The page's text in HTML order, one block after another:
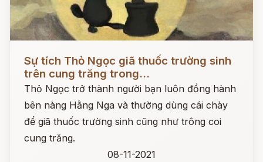
Sự tích Thỏ Ngọc giã thuốc trường sinh
trên cung trăng trong...
Thỏ Ngọc trở thành người bạn luôn đồng hành
bên nàng Hằng Nga và thường dùng cái chày
để giã thuốc trường sinh cũng như trông coi
cung trăng.
08-11-2021